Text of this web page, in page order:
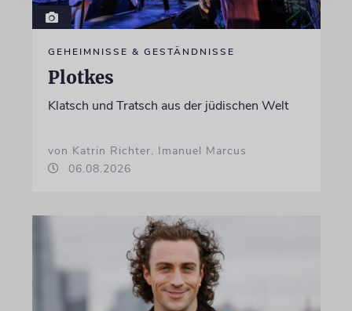
GEHEIMNISSE & GESTÄNDNISSE
Plotkes
Klatsch und Tratsch aus der jüdischen Welt
von Katrin Richter, Imanuel Marcus
06.08.2026